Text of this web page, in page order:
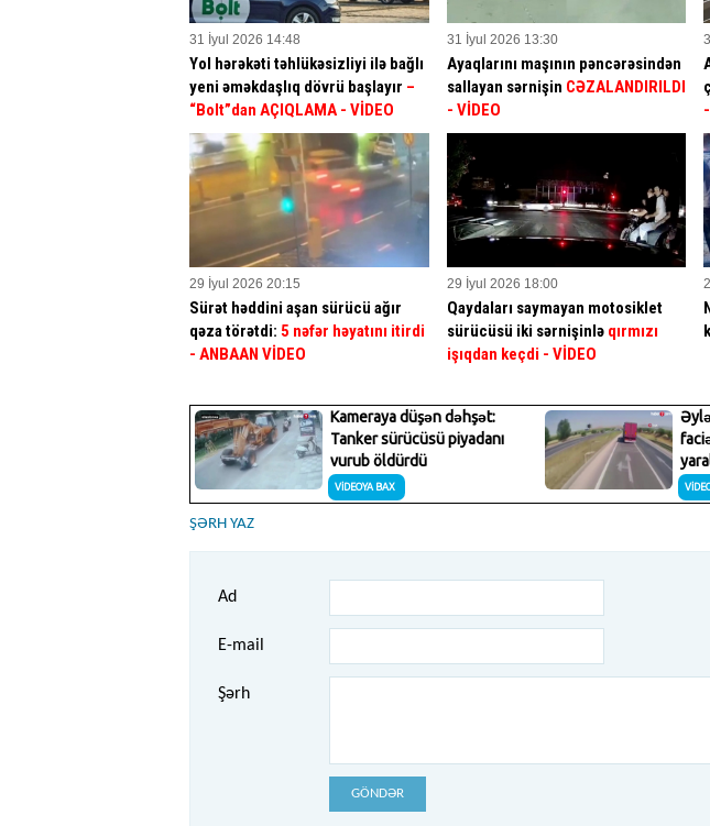
31 İyul 2026 14:48
Yol hərəkəti təhlükəsizliyi ilə bağlı
yeni əməkdaşlıq dövrü başlayır –
“Bolt”dan AÇIQLAMA - VİDEO
31 İyul 2026 13:30
Ayaqlarını maşının pəncərəsindən
sallayan sərnişin CƏZALANDIRILDI
- VİDEO
29 İyul 2026 20:15
Sürət həddini aşan sürücü ağır
qəza törətdi: 5 nəfər həyatını itirdi
- ANBAAN VİDEO
29 İyul 2026 18:00
Qaydaları saymayan motosiklet
sürücüsü iki sərnişinlə qırmızı
işıqdan keçdi - VİDEO
ŞƏRH YAZ
Ad
E-mail
Şərh
GÖNDƏR